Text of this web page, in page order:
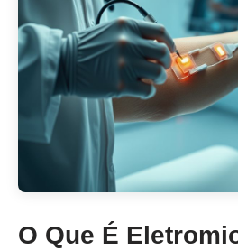
O Que É